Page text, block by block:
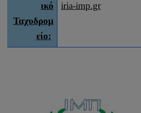
ικό
Ταχυδρομ
είο:
iria-imp.gr